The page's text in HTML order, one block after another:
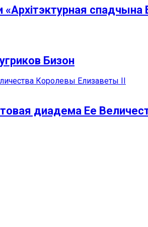
спадчына
Бизон
диадема Ее